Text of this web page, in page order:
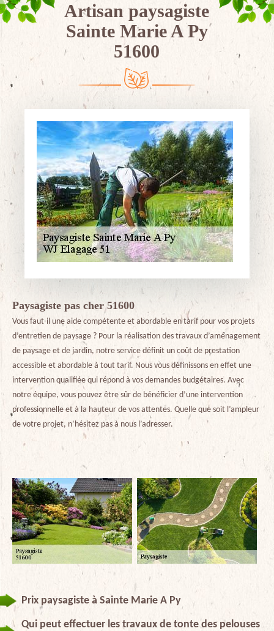
Artisan paysagiste
Sainte Marie A Py
51600
Paysagiste pas cher 51600
Vous faut-il une aide compétente et abordable en tarif pour vos projets
d’entretien de paysage ? Pour la réalisation des travaux d’aménagement
de paysage et de jardin, notre service définit un coût de prestation
accessible et abordable à tout tarif. Nous vous définissons en effet une
intervention qualifiée qui répond à vos demandes budgétaires. Avec
notre équipe, vous pouvez être sûr de bénéficier d’une intervention
professionnelle et à la hauteur de vos attentes. Quelle que soit l’ampleur
de votre projet, n’hésitez pas à nous l’adresser.
Prix paysagiste à Sainte Marie A Py
Qui peut effectuer les travaux de tonte des pelouses